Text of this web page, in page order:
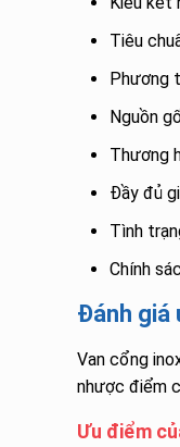
Tiêu
Phương
Nguồn
Thương
Đầy đủ
Tình
Chính
Đánh giá
Van cổng
nhược điểm
Ưu điểm